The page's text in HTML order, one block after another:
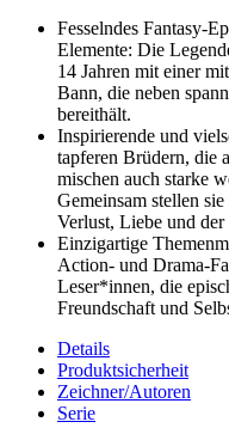
Fesselndes Fantasy-
Elemente: Die
14 Jahren mit einer
Bann, die neben
bereithält.
Inspirierende und
tapferen Brüdern, die
mischen auch starke
Gemeinsam stellen
Verlust, Liebe und
Einzigartige
Action- und Drama-
Leser*innen, die
Freundschaft und
Details
Produktsicherheit
Zeichner/Autoren
Serie